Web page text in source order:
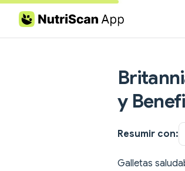
Skip to content
y
Resumir con:
Galletas